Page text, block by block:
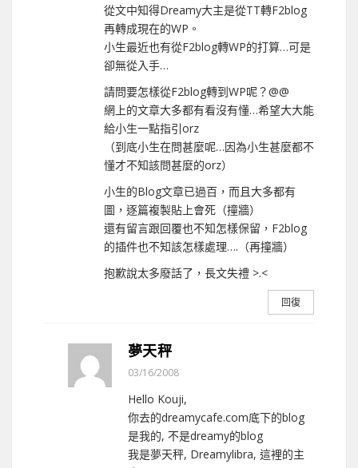
從文中知得Dreamy大主是從TT轉F2blog
再轉成現在的WP。
小生最近也有從F2blog轉WP的打算…可是
卻無從入手…
請問要怎樣從F2blog轉到WP呢？@@
網上的文章大多都有看沒有懂…希望大大能
給小生一點指引orz
（到底小生在問甚麼呢…因為小生甚麼都不
懂才不知該問甚麼的orz）
小生的Blog文章已過百，而且大多都有
圖，逐篇複製貼上會死（撞牆）
還有留言跟回覆也不知怎樣保留，F2blog
的插件也不知該怎樣處理….（再撞牆）
抱歉說太多廢話了，長文失禮 >.<
回復
夢天秤
03/16/2008
Hello Kouji,
你去的dreamycafe.com底下的blog
是我的, 不是dreamy的blog
我是夢天秤, Dreamylibra, 這裡的主